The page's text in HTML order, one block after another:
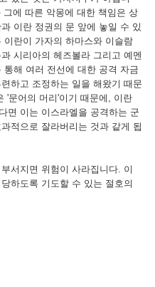
그에 따른 악몽에 대한 책임은 상
이란 정권의 문 앞에 놓일 수 있
이란이 가자의 하마스와 이슬람
시리아의 헤즈볼라 그리고 예멘
통해 여러 전선에 대한 공격 자금
하고 조정하는 일을 해왔기 때문
'문어의 머리'이기 때문에, 이란
면 이는 이스라엘을 공격하는 군
적으로 잘라버리는 것과 같게 됩
서지면 위험이 사라집니다. 이
하도록 기도할 수 있는 절호의